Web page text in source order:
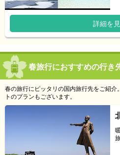
詳細を
春旅行におすすめの行き
春の旅行にピッタリの国内旅行先をご紹
トのプランもございます。